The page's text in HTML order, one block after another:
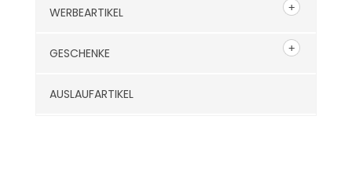
WERBEARTIKEL
GESCHENKE
AUSLAUFARTIKEL